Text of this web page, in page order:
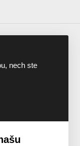
nech ste